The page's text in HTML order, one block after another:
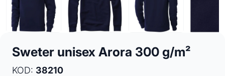
Sweter unisex Arora 300 g/m²
KOD: 38210